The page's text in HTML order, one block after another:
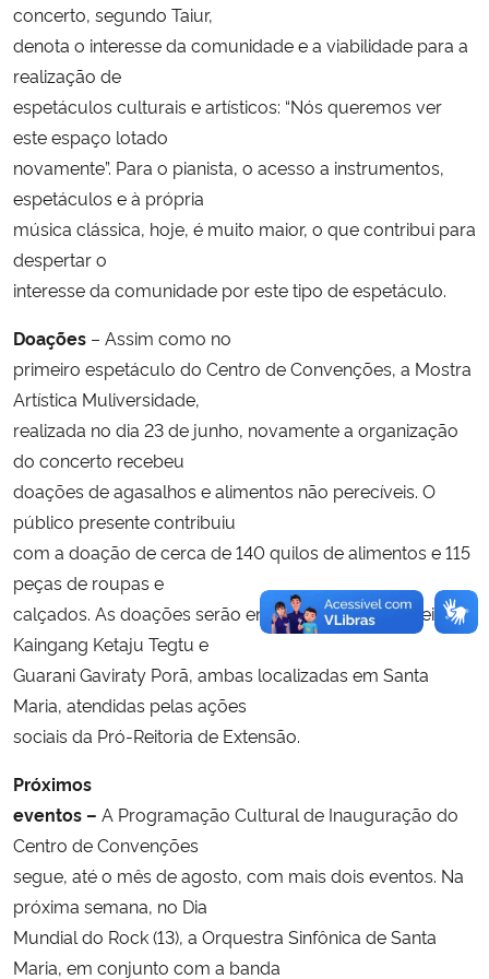
concerto, segundo Taiur,
denota o interesse da comunidade e a viabilidade para a
realização de
espetáculos culturais e artísticos: “Nós queremos ver
este espaço lotado
novamente”. Para o pianista, o acesso a instrumentos,
espetáculos e à própria
música clássica, hoje, é muito maior, o que contribui para
despertar o
interesse da comunidade por este tipo de espetáculo.
Doações – Assim como no
primeiro espetáculo do Centro de Convenções, a Mostra
Artística Muliversidade,
realizada no dia 23 de junho, novamente a organização
do concerto recebeu
doações de agasalhos e alimentos não perecíveis. O
público presente contribuiu
com a doação de cerca de 140 quilos de alimentos e 115
peças de roupas e
calçados. As doações serão entregues para as aldeias
Kaingang Ketaju Tegtu e
Guarani Gaviraty Porã, ambas localizadas em Santa
Maria, atendidas pelas ações
sociais da Pró-Reitoria de Extensão.
Próximos
eventos – A Programação Cultural de Inauguração do
Centro de Convenções
segue, até o mês de agosto, com mais dois eventos. Na
próxima semana, no Dia
Mundial do Rock (13), a Orquestra Sinfônica de Santa
Maria, em conjunto com a banda